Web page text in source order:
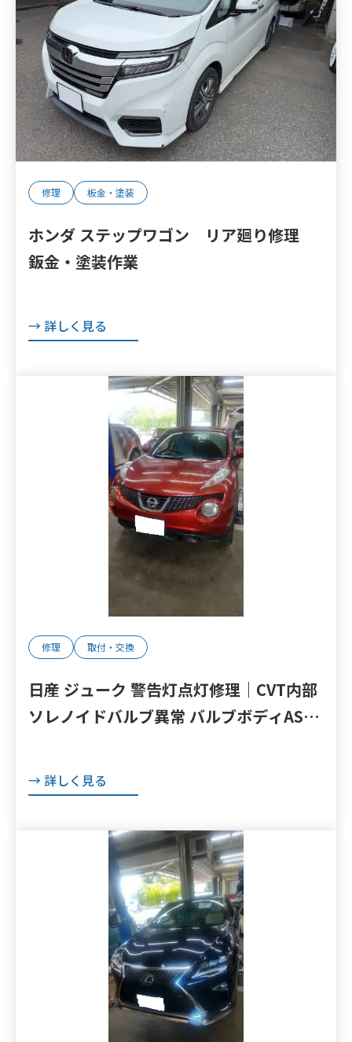
修理 板金・塗装
ホンダ ステップワゴン リア廻り修理
鈑金・塗装作業
→ 詳しく見る
修理 取付・交換
日産 ジューク 警告灯点灯修理｜CVT内部
ソレノイドバルブ異常 バルブボディASSY
→ 詳しく見る